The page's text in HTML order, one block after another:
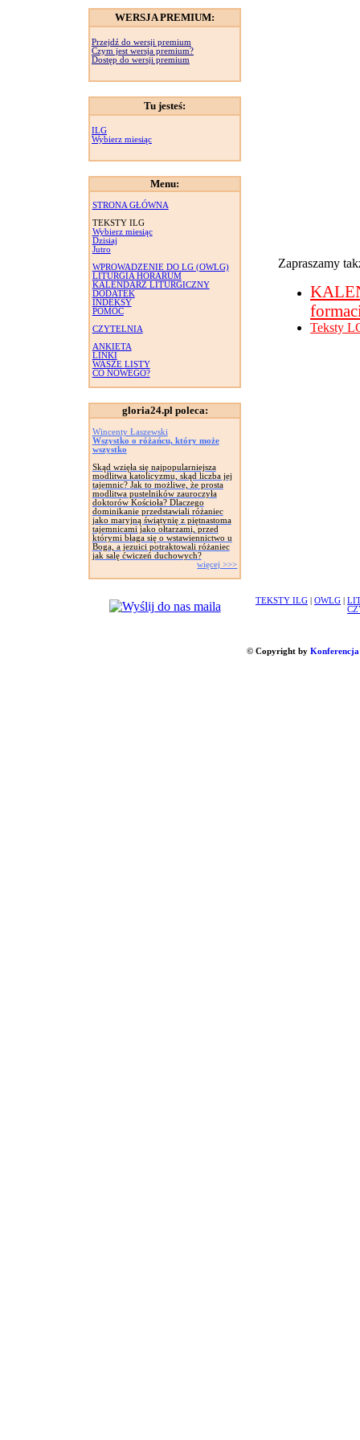
WERSJA PREMIUM:
Przejdź do wersji premium
Czym jest wersja premium?
Dostęp do wersji premium
Tu jesteś:
ILG
Wybierz miesiąc
Menu:
STRONA GŁÓWNA
TEKSTY ILG
Wybierz miesiąc
Dzisiaj
Jutro
WPROWADZENIE DO LG (OWLG)
LITURGIA HORARUM
KALENDARZ LITURGICZNY
DODATEK
INDEKSY
POMOC
CZYTELNIA
ANKIETA
LINKI
WASZE LISTY
CO NOWEGO?
gloria24.pl poleca:
Wincenty Łaszewski
Wszystko o różańcu, który może
wszystko
Skąd wzięła się najpopularniejsza
modlitwa katolicyzmu, skąd liczba jej
tajemnic? Jak to możliwe, że prosta
modlitwa pustelników zauroczyła
doktorów Kościoła? Dlaczego
dominikanie przedstawiali różaniec
jako maryjną świątynię z piętnastoma
tajemnicami jako ołtarzami, przed
którymi błaga się o wstawiennictwo u
Boga, a jezuici potraktowali różaniec
jak salę ćwiczeń duchowych?
więcej >>>
Zapraszamy
Teksty
TEKSTY ILG OWLG
© Copyright by Konferencja